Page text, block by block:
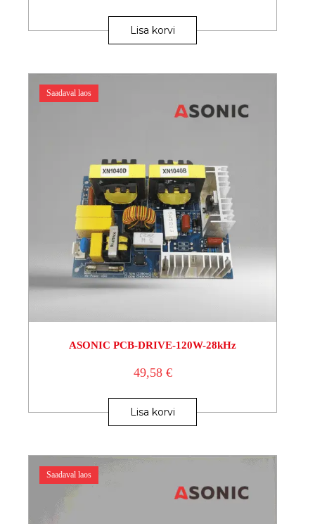
Lisa korvi
Saadaval laos
ASONIC PCB-DRIVE-120W-28kHz
49,58 €
Lisa korvi
Saadaval laos